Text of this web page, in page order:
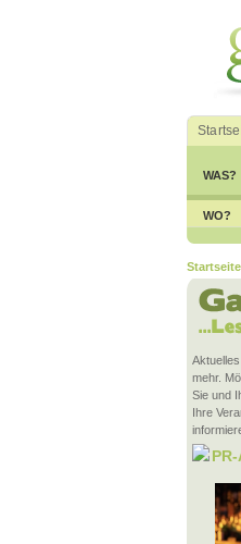
WAS?
WO?
Startseite
mehr.
Sie und
Ihre